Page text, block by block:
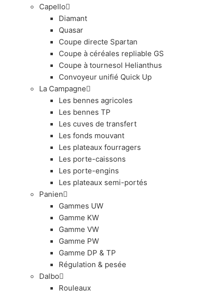
Capello
Diamant
Quasar
Coupe directe Spartan
Coupe à céréales repliable GS
Coupe à tournesol Helianthus
Convoyeur unifié Quick Up
La Campagne
Les bennes agricoles
Les bennes TP
Les cuves de transfert
Les fonds mouvant
Les plateaux fourragers
Les porte-caissons
Les porte-engins
Les plateaux semi-portés
Panien
Gammes UW
Gamme KW
Gamme VW
Gamme PW
Gamme DP & TP
Régulation & pesée
Dalbo
Rouleaux